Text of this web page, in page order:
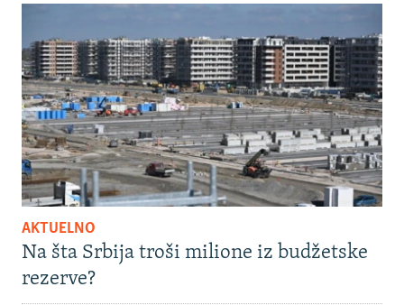
AKTUELNO
Na šta Srbija troši milione iz budžetske
rezerve?